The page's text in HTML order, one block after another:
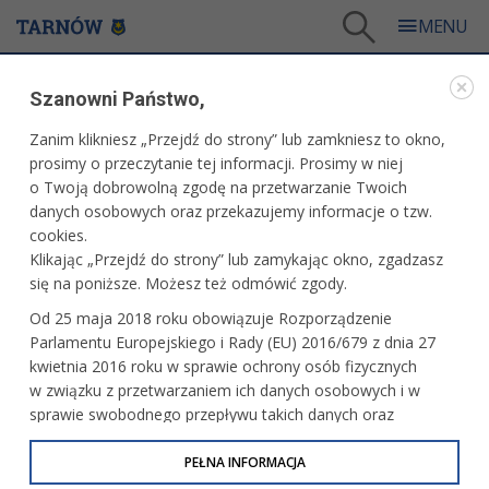
Wernisaż fotografii w TCK
WARTO ZOBACZYĆ
WERNISAŻ FOTOGRAFII W TCK
29 października 2004 r.fot. Paweł Topolski
Szanowni Państwo,
Zanim klikniesz „Przejdź do strony” lub zamkniesz to okno,
prosimy o przeczytanie tej informacji. Prosimy w niej
o Twoją dobrowolną zgodę na przetwarzanie Twoich
danych osobowych oraz przekazujemy informacje o tzw.
cookies.
Klikając „Przejdź do strony” lub zamykając okno, zgadzasz
się na poniższe. Możesz też odmówić zgody.
Od 25 maja 2018 roku obowiązuje Rozporządzenie
Parlamentu Europejskiego i Rady (EU) 2016/679 z dnia 27
kwietnia 2016 roku w sprawie ochrony osób fizycznych
w związku z przetwarzaniem ich danych osobowych i w
sprawie swobodnego przepływu takich danych oraz
uchylenia dyrektywy 95/46/WE (określane jako RODO, GDPR
lub Ogólne Rozporządzenie o Ochronie Danych
PEŁNA INFORMACJA